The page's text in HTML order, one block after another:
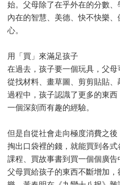
始。父母除了在乎外在的分數
內在的智慧、美德、快不快樂
心。
用「買」來滿足孩子
在過去，孩子要一個玩具，父母
從找材料、畫草圖、剪剪貼貼
過程中，孩子認識了更多的東
一個深刻而有趣的經驗。
但是自從社會走向極度消費之
掏出口袋裡的錢，就能買到各
課程、買故事書到買一個個廣告
父母買給孩子的東西不斷增加